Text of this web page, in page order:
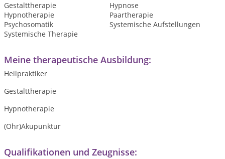
Gestalttherapie
Hypnose
Hypnotherapie
Paartherapie
Psychosomatik
Systemische Aufstellungen
Systemische Therapie
Meine therapeutische Ausbildung:
Heilpraktiker
Gestalttherapie
Hypnotherapie
(Ohr)Akupunktur
Qualifikationen und Zeugnisse: